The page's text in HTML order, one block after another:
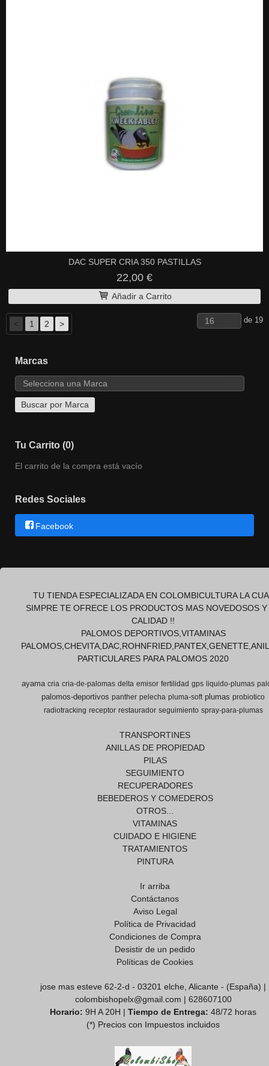
Marcas
Tu Carrito (0)
El carrito de la compra está vacío
Redes Sociales
Facebook
DAC SUPER CRIA 350 PASTILLAS
22,00 €
Añadir a Carrito
< 1 2 > de 19
TU TIENDA ESPECIALIZADA EN COLOMBICULTURA LA
SIMPRE TE OFRECE LOS PRODUCTOS MAS NOVEDOSOS Y
CALIDAD !!
PALOMOS DEPORTIVOS,VITAMINAS
PARTICULARES PARA PALOMOS 2020
ayama cria cria-de-palomas delta emisor fertilidad gps liquido-plumas
palomos-deportivos panther pelecha pluma-soft plumas probiotico
radiotracking receptor restaurador seguimiento spray-para-plumas
TRANSPORTINES
ANILLAS DE PROPIEDAD
PILAS
SEGUIMIENTO
RECUPERADORES
BEBEDEROS Y COMEDEROS
OTROS...
VITAMINAS
CUIDADO E HIGIENE
TRATAMIENTOS
PINTURA
Ir arriba
Contáctanos
Aviso Legal
Política de Privacidad
Condiciones de Compra
Desistir de un pedido
Políticas de Cookies
jose mas esteve 62-2-d - 03201 elche, Alicante - (España) |
colombishopelx@gmail.com | 628607100
Horario: 9H A 20H | Tiempo de Entrega: 48/72 horas
(*) Precios con Impuestos incluidos